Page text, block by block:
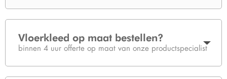
Vloerkleed op maat bestellen?
binnen 4 uur offerte op maat van onze productspecialist